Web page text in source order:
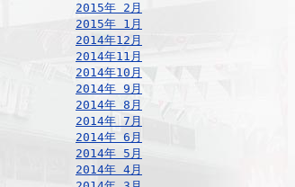
2015年 2月
2015年 1月
2014年12月
2014年11月
2014年10月
2014年 9月
2014年 8月
2014年 7月
2014年 6月
2014年 5月
2014年 4月